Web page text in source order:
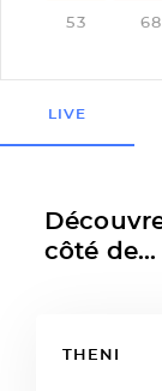
53 68
LIVE
côté de...
THENI